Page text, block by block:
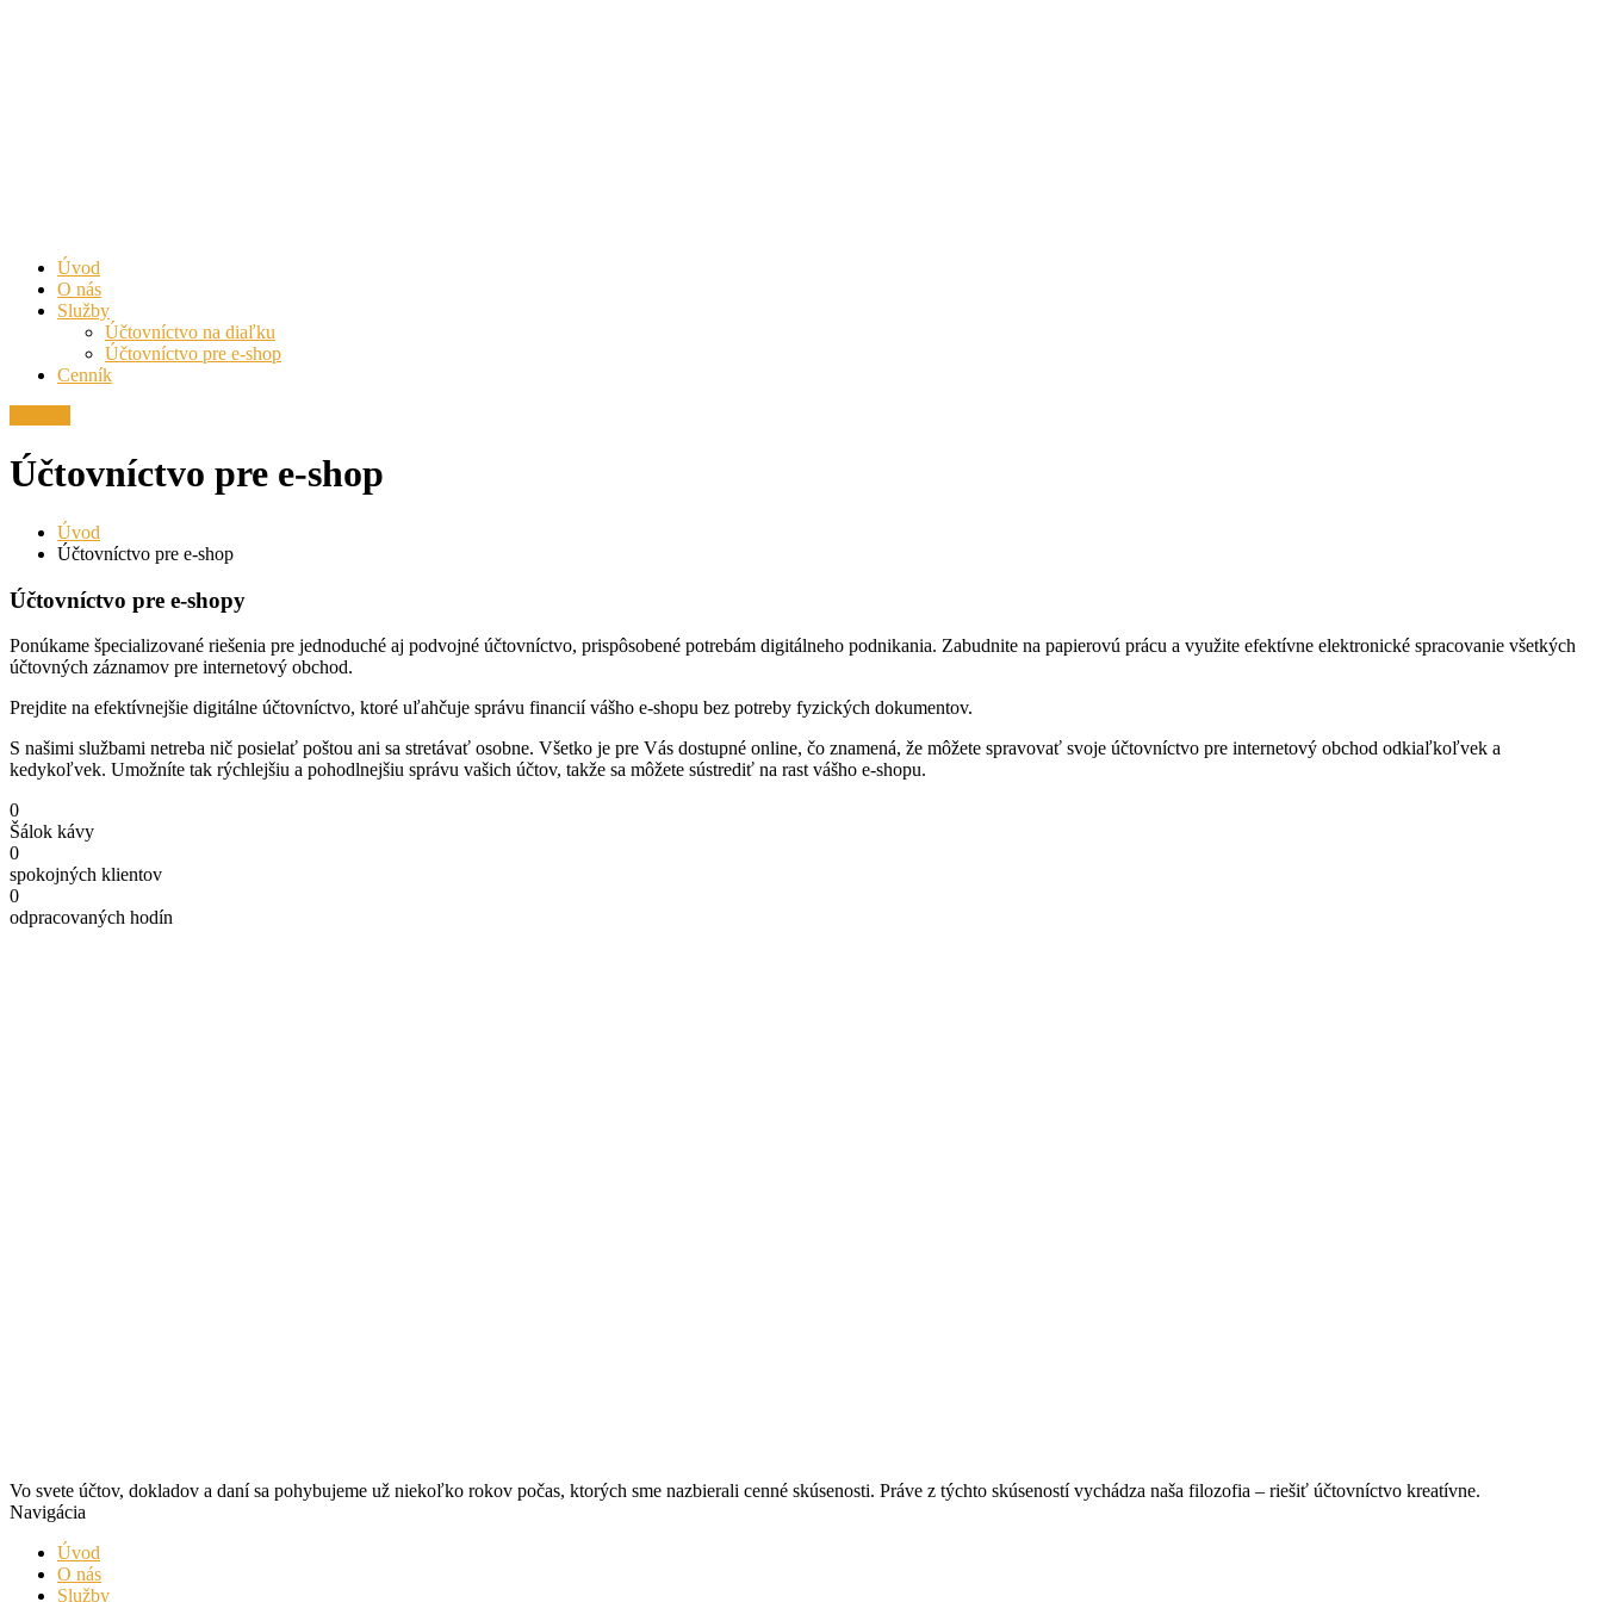
Úvod
O nás
Služby
Účtovníctvo na diaľku
Účtovníctvo pre e-shop
Cenník
Účtovníctvo pre e-shop
Úvod
Účtovníctvo pre e-shop
Účtovníctvo pre e-shopy
Ponúkame špecializované riešenia pre jednoduché aj podvojné účtovníctvo, prispôsobené potrebám digitálneho podnikania. Zabudnite na papierovú prácu a využite efektívne elektronické spracovanie všetkých
účtovných záznamov pre internetový obchod.
Prejdite na efektívnejšie digitálne účtovníctvo, ktoré uľahčuje správu financií vášho e-shopu bez potreby fyzických dokumentov.
S našimi službami netreba nič posielať poštou ani sa stretávať osobne. Všetko je pre Vás dostupné online, čo znamená, že môžete spravovať svoje účtovníctvo pre internetový obchod odkiaľkoľvek a
kedykoľvek. Umožníte tak rýchlejšiu a pohodlnejšiu správu vašich účtov, takže sa môžete sústrediť na rast vášho e-shopu.
0
Šálok kávy
0
spokojných klientov
0
odpracovaných hodín
Vo svete účtov, dokladov a daní sa pohybujeme už niekoľko rokov počas, ktorých sme nazbierali cenné skúsenosti. Práve z týchto skúseností vychádza naša filozofia – riešiť účtovníctvo kreatívne.
Navigácia
Úvod
O nás
Služby